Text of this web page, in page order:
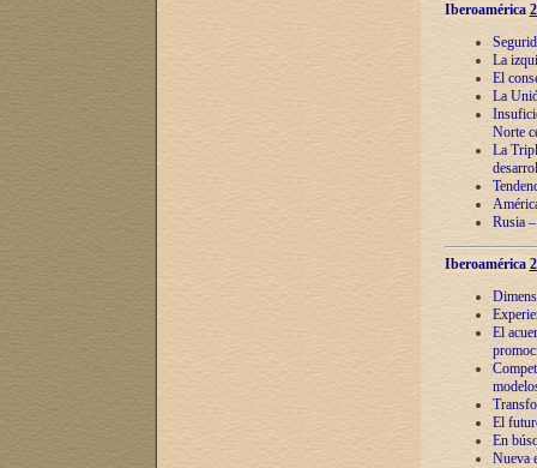
Iberoamérica
La
El
La
Norte
La
Rusia
Iberoamérica
El
El
En
Nueva